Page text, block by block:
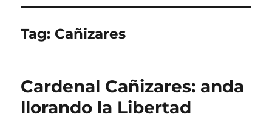
Tag: Cañizares
Cardenal Cañizares: anda
llorando la Libertad